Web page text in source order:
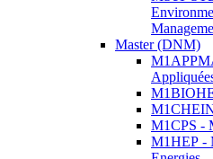
Master (DNM)
M1CPS -
M1HEP -